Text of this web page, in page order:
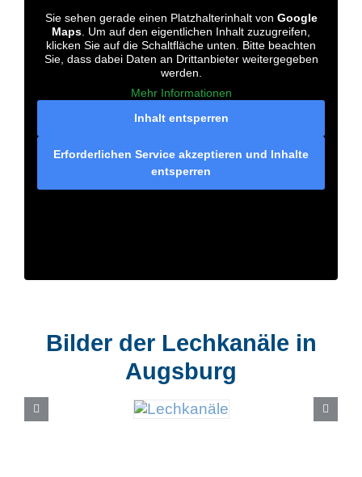
Sie sehen gerade einen Platzhalterinhalt von Google
Maps. Um auf den eigentlichen Inhalt zuzugreifen,
klicken Sie auf die Schaltfläche unten. Bitte beachten
Sie, dass dabei Daten an Drittanbieter weitergegeben
werden.
Mehr Informationen
Inhalt entsperren
Erforderlichen Service akzeptieren und Inhalte
entsperren
Bilder der Lechkanäle in
Augsburg